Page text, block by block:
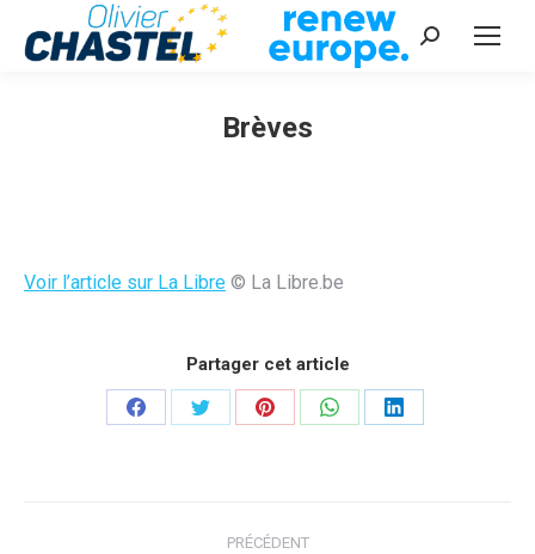
Recherche
Brèves
Voir l’article sur La Libre © La Libre.be
Partager cet article
PartagerPartagerPartagerPartagerPartager
PRÉCÉDENT